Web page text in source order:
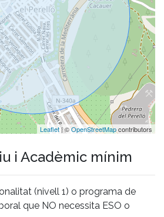
Leaflet| ©OpenStreetMapcontributors
i Acadèmic mínim
(nivell 1) o programa de
que NO necessita ESO o